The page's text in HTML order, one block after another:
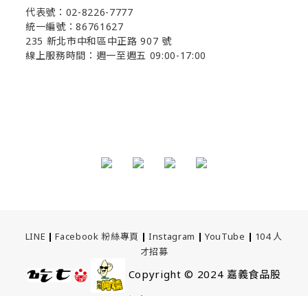
代表號：02-8226-7777
統一編號：86761627
235 新北市中和區中正路 907 號
線上服務時間：週一至週五 09:00-17:00
LINE | Facebook 粉絲專頁 | Instagram | YouTube | 104 人
才招募
Copyright © 2024 嘉義食品股